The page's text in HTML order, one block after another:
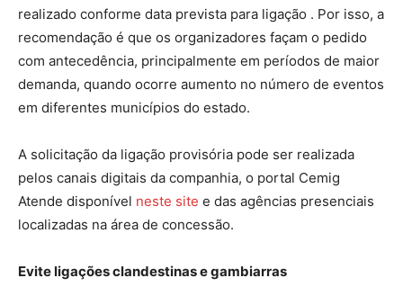
realizado conforme data prevista para ligação . Por isso, a
recomendação é que os organizadores façam o pedido
com antecedência, principalmente em períodos de maior
demanda, quando ocorre aumento no número de eventos
em diferentes municípios do estado.
A solicitação da ligação provisória pode ser realizada
pelos canais digitais da companhia, o portal Cemig
Atende disponível neste site e das agências presenciais
localizadas na área de concessão.
Evite ligações clandestinas e gambiarras